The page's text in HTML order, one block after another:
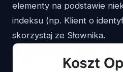
elementy na podstawie
indeksu (np. Klient o
skorzystaj ze Słownika.